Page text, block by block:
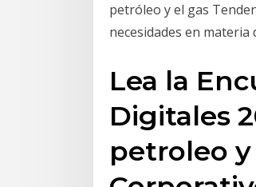
petróleo y el gas
necesidades en materia
Lea la
Digitales
petroleo y